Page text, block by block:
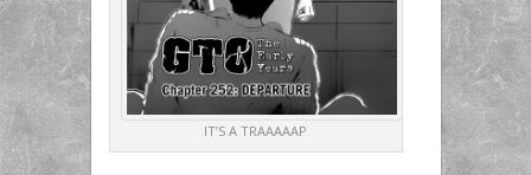
IT’S A TRAAAAAP